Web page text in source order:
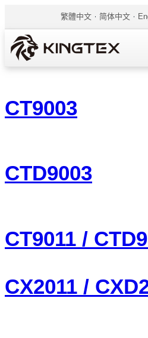
繁體中文 简体中文
CT9003
CTD9003
CT9011 /
CX2011 /